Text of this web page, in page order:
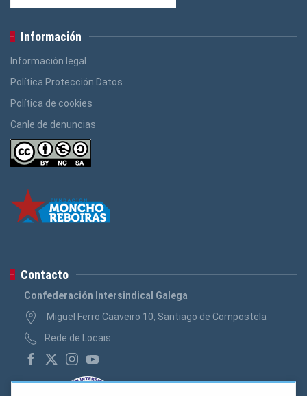
Información
Información legal
Política Protección Datos
Política de cookies
Canle de denuncias
Contacto
Confederación Intersindical Galega
Miguel Ferro Caaveiro 10, Santiago de Compostela
Rede de Locais